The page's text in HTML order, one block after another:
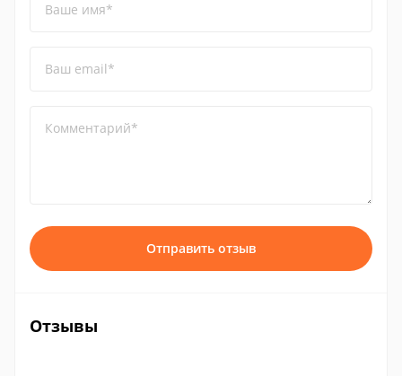
Ваше имя*
Ваш email*
Комментарий*
Отправить отзыв
Отзывы